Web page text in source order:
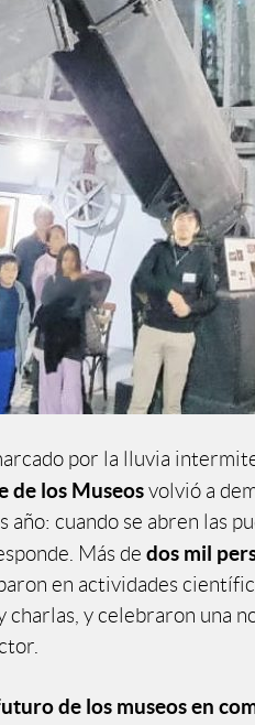
por la lluvia
de los Museosvolvió a
año: cuando se abren las
Más de dos mil
en actividades
y celebraron una
de los museos en